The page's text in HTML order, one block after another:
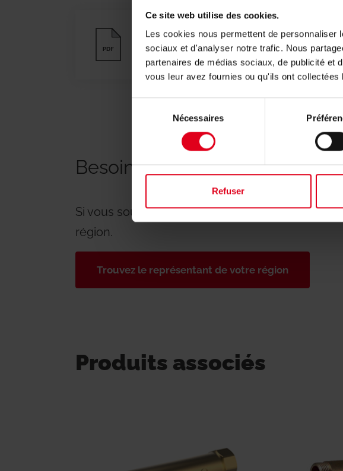
Ce site web utilise des cookies.
Les cookies nous permettent de
sociaux et d'analyser notre trafic. Nous
partenaires de médias sociaux, de publicité et
vous leur avez fournies ou qu'ils ont
consentement
Nécessaires
Refuser
Fiche technique
Besoin d'aide avec l'article
Si vous souhaitez des informations
région.
Trouvez le représentant de votre région
Produits associés